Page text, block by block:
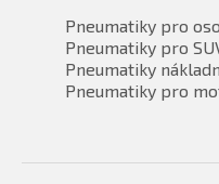
Pneumatiky pro
Pneumatiky pro
Pneumatiky
Pneumatiky pro